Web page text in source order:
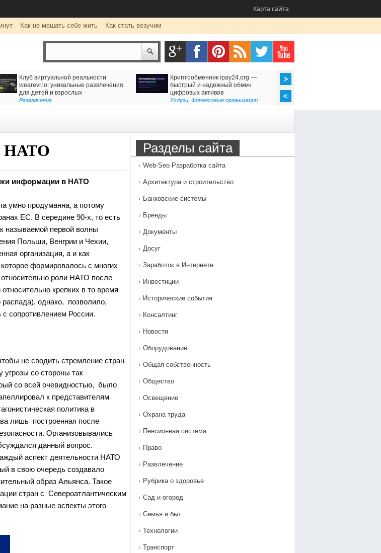
Карта сайта
Как не мешать себе жить Как стать везучим
Клуб виртуальной реальности
wearevr.io: уникальные развлечения
для детей и взрослых
Развлечение
Криптообменник ipay24.org —
быстрый и надежный обмен
цифровых активов
Услуги, Финансовые организации
НАТО
информации в НАТО
умно продуманна, а потому
ЕС. В середине 90-х, то есть
называемой первой волны
Польши, Венгрии и Чехии,
организация, а и как
формировалось с многих
роли НАТО после
крепких в то время
распада), однако, позволило,
с сопротивлением России.
не сводить стремление стран
угрозы со стороны так
со всей очевидностью, было
к представителям
политика в
лишь построенная после
Организовывались
данный вопрос.
аспект деятельности НАТО
в свою очередь создавало
образ Альянса. Такое
стран с Североатлантическим
на разные аспекты этого
Разделы сайта
Web-Seo Разработка сайта
Архитектура и строительство
Банковские системы
Бренды
Документы
Досуг
Заработок в Интернете
Инвестиции
Исторические события
Консалтинг
Новости
Оборудование
Общая собственность
Общество
Освещение
Охрана труда
Пенсионная система
Право
Развлечение
Рубрика о здоровье
Сад и огород
Семья и быт
Технологии
Транспорт